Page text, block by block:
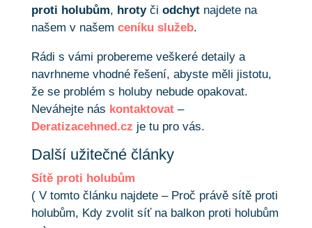
proti holubům, hrotyči odchytnajdete na
našem v našem ceníku služeb.
Rádi s vámi probereme veškeré detaily a
navrhneme vhodné řešení, abyste měli jistotu,
že se problém s holuby nebude opakovat.
Neváhejte nás kontaktovat–
Deratizacehned.cz je tu pro vás.
Další užitečné články
Sítě proti holubům
( V tomto článku najdete – Proč právě sítě proti
holubům, Kdy zvolit síť na balkon proti holubům